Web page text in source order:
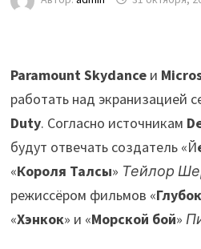
Paramount Skydance и
работать над экранизацией
Duty. Согласно источникам
будут отвечать создатель «Й
«Короля Талсы» Тейлор
режиссёром фильмов «
«Хэнкок» и «Морской бой»